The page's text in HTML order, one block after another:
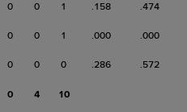
0 0 1 .158 .474
0 0 1 .000 .000
0 0 0 .286 .572
0 4 10